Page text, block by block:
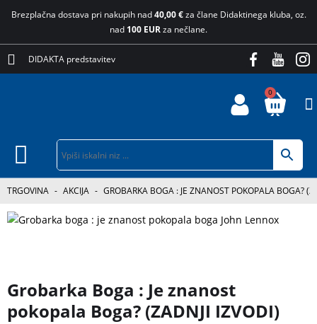
Brezplačna dostava pri nakupih nad40,00 €za člane Didaktinega kluba, oz.
nad 100 EURza nečlane.
DIDAKTA predstavitev
0
TRGOVINA - AKCIJA - GROBARKA BOGA : JE ZNANOST POKOPALA BOGA?
Grobarka Boga : Je znanost
pokopala Boga? (ZADNJI IZVODI)